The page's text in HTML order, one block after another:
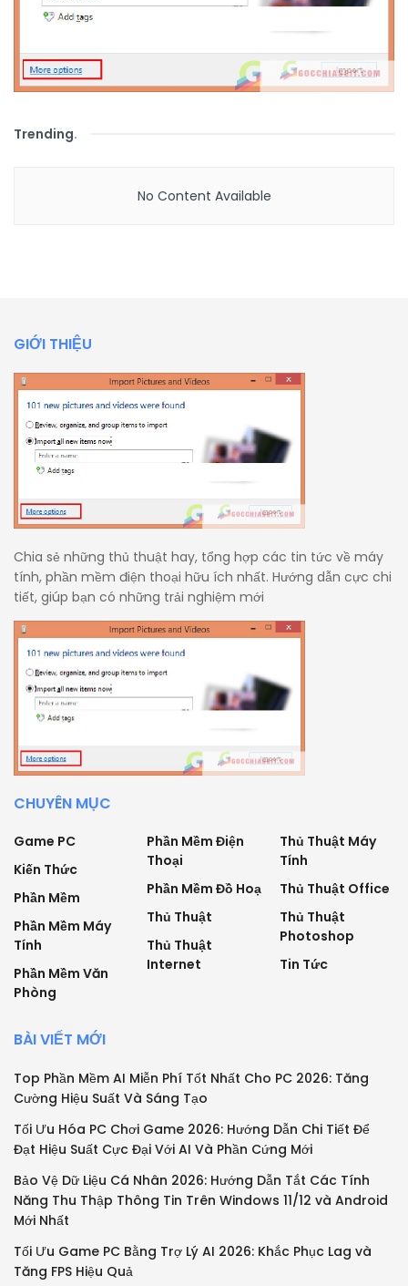
Trending.
No Content Available
GIỚI THIỆU
Chia sẻ những thủ thuật hay, tổng hợp các tin tức về máy
tính, phần mềm điện thoại hữu ích nhất. Hướng dẫn cực chi
tiết, giúp bạn có những trải nghiệm mới
CHUYÊN MỤC
Game PC
Kiến Thức
Phần Mềm
Phần Mềm Máy
Tính
Phần Mềm Văn
Phòng
Phần Mềm Điện
Thoại
Phần Mềm Đồ Hoạ
Thủ Thuật
Thủ Thuật
Internet
Thủ Thuật Máy
Tính
Thủ Thuật Office
Thủ Thuật
Photoshop
Tin Tức
BÀI VIẾT MỚI
Top Phần Mềm AI Miễn Phí Tốt Nhất Cho PC 2026: Tăng
Cường Hiệu Suất Và Sáng Tạo
Tối Ưu Hóa PC Chơi Game 2026: Hướng Dẫn Chi Tiết Để
Đạt Hiệu Suất Cực Đại Với AI Và Phần Cứng Mới
Bảo Vệ Dữ Liệu Cá Nhân 2026: Hướng Dẫn Tắt Các Tính
Năng Thu Thập Thông Tin Trên Windows 11/12 và Android
Mới Nhất
Tối Ưu Game PC Bằng Trợ Lý AI 2026: Khắc Phục Lag và
Tăng FPS Hiệu Quả